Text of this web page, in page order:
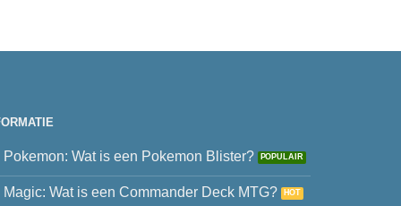
Pokemon: Wat is een Pokemon Blister?
Magic: Wat is een Commander Deck MTG?